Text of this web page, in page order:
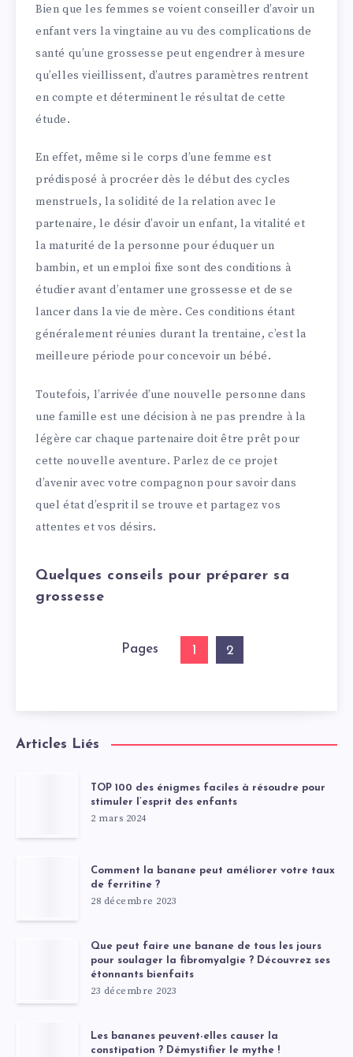
Bien que les femmes se voient conseiller d’avoir un
enfant vers la vingtaine au vu des complications de
santé qu’une grossesse peut engendrer à mesure
qu’elles vieillissent, d’autres paramètres rentrent
en compte et déterminent le résultat de cette
étude.
En effet, même si le corps d’une femme est
prédisposé à procréer dès le début des cycles
menstruels, la solidité de la relation avec le
partenaire, le désir d’avoir un enfant, la vitalité et
la maturité de la personne pour éduquer un
bambin, et un emploi fixe sont des conditions à
étudier avant d’entamer une grossesse et de se
lancer dans la vie de mère. Ces conditions étant
généralement réunies durant la trentaine, c’est la
meilleure période pour concevoir un bébé.
Toutefois, l’arrivée d’une nouvelle personne dans
une famille est une décision à ne pas prendre à la
légère car chaque partenaire doit être prêt pour
cette nouvelle aventure. Parlez de ce projet
d’avenir avec votre compagnon pour savoir dans
quel état d’esprit il se trouve et partagez vos
attentes et vos désirs.
Quelques conseils pour préparer sa
grossesse
Pages 1 2
Articles Liés
TOP 100 des énigmes faciles à résoudre pour
stimuler l’esprit des enfants
2 mars 2024
Comment la banane peut améliorer votre taux
de ferritine ?
28 décembre 2023
Que peut faire une banane de tous les jours
pour soulager la fibromyalgie ? Découvrez ses
étonnants bienfaits
23 décembre 2023
Les bananes peuvent-elles causer la
constipation ? Démystifier le mythe !